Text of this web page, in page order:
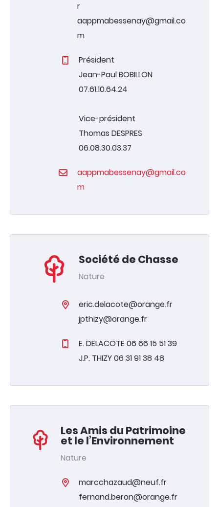
r
aappmabessenay@gmail.co
m
Président
Jean-Paul BOBILLON
07.61.10.64.24
Vice-président
Thomas DESPRES
06.08.30.03.37
aappmabessenay@gmail.co
m
Société de Chasse
Nature
eric.delacote@orange.fr
jpthizy@orange.fr
E. DELACOTE 06 66 15 51 39
J.P. THIZY 06 31 91 38 48
Les Amis du Patrimoine
et le l’Environnement
Nature
marcchazaud@neuf.fr
fernand.beron@orange.fr